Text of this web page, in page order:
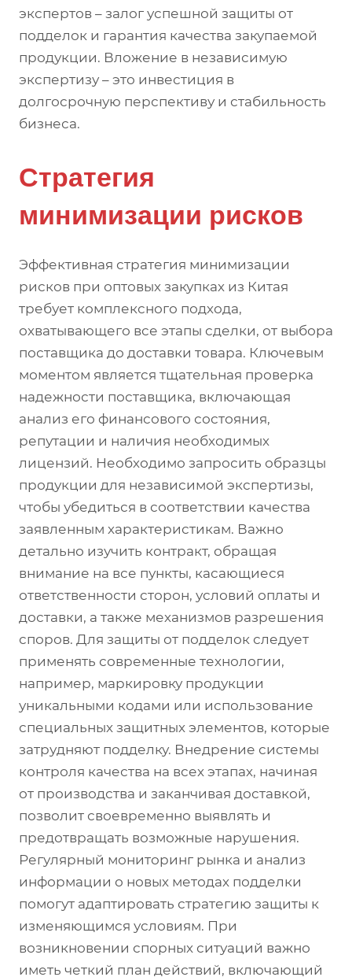
экспертов – залог успешной защиты от
подделок и гарантия качества закупаемой
продукции. Вложение в независимую
экспертизу – это инвестиция в
долгосрочную перспективу и стабильность
бизнеса.
Стратегия
минимизации рисков
Эффективная стратегия минимизации
рисков при оптовых закупках из Китая
требует комплексного подхода,
охватывающего все этапы сделки, от выбора
поставщика до доставки товара. Ключевым
моментом является тщательная проверка
надежности поставщика, включающая
анализ его финансового состояния,
репутации и наличия необходимых
лицензий. Необходимо запросить образцы
продукции для независимой экспертизы,
чтобы убедиться в соответствии качества
заявленным характеристикам. Важно
детально изучить контракт, обращая
внимание на все пункты, касающиеся
ответственности сторон, условий оплаты и
доставки, а также механизмов разрешения
споров. Для защиты от подделок следует
применять современные технологии,
например, маркировку продукции
уникальными кодами или использование
специальных защитных элементов, которые
затрудняют подделку. Внедрение системы
контроля качества на всех этапах, начиная
от производства и заканчивая доставкой,
позволит своевременно выявлять и
предотвращать возможные нарушения.
Регулярный мониторинг рынка и анализ
информации о новых методах подделки
помогут адаптировать стратегию защиты к
изменяющимся условиям. При
возникновении спорных ситуаций важно
иметь четкий план действий, включающий